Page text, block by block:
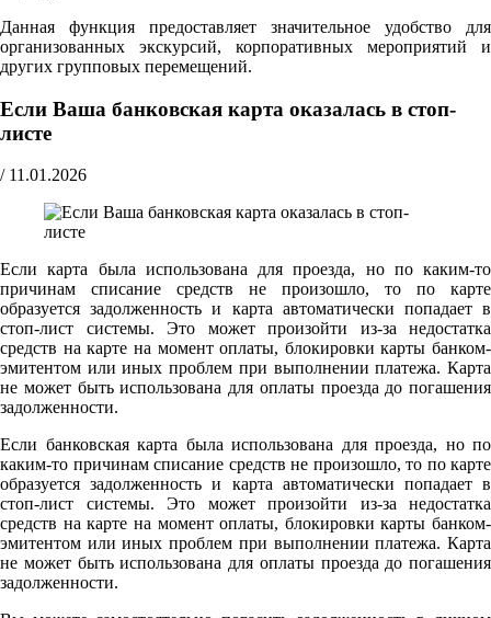
Данная функция предоставляет значительное удобство для
организованных экскурсий, корпоративных мероприятий и
других групповых перемещений.
Если Ваша банковская карта оказалась в стоп-
листе
/ 11.01.2026
Если карта была использована для проезда, но по каким-то
причинам списание средств не произошло, то по карте
образуется задолженность и карта автоматически попадает в
стоп-лист системы. Это может произойти из-за недостатка
средств на карте на момент оплаты, блокировки карты банком-
эмитентом или иных проблем при выполнении платежа. Карта
не может быть использована для оплаты проезда до погашения
задолженности.
Если банковская карта была использована для проезда, но по
каким-то причинам списание средств не произошло, то по карте
образуется задолженность и карта автоматически попадает в
стоп-лист системы. Это может произойти из-за недостатка
средств на карте на момент оплаты, блокировки карты банком-
эмитентом или иных проблем при выполнении платежа. Карта
не может быть использована для оплаты проезда до погашения
задолженности.